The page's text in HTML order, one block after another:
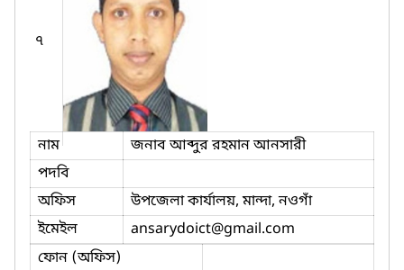
৭
নাম
জনাব আব্দুর রহমান আনসারী
পদবি
অফিস
উপজেলা কার্যালয়, মান্দা, নওগাঁ
ইমেইল
ansarydoict@gmail.com
ফোন (অফিস)